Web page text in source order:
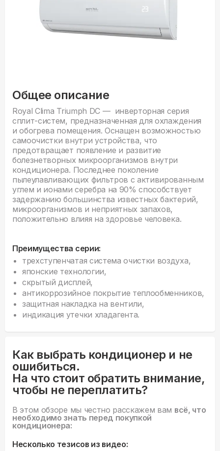
Общее описание
Royal Clima Triumph DC — инверторная серия
сплит-систем, предназначенная для охлаждения
и обогрева помещения. Оснащен возможностью
самоочистки внутри устройства, что
предотвращает появление и развитие
болезнетворных микроорганизмов внутри
кондиционера. Последнее поколение
пылеулавливающих фильтров с активированным
углем и ионами серебра на 90% способствует
задержанию большинства известных бактерий,
микроорганизмов и неприятных запахов,
положительно влияя на здоровье человека.
Преимущества серии:
трехступенчатая система очистки воздуха,
японские технологии,
скрытый дисплей,
антикоррозийное покрытие теплообменников,
защитная накладка на вентили,
индикация утечки хладагента.
Как выбрать кондиционер и не
ошибиться.
На что стоит обратить внимание,
чтобы не переплатить?
В этом обзоре мы честно расскажем вам всё, что
необходимо знать перед покупкой
кондиционера:
Несколько тезисов из видео: